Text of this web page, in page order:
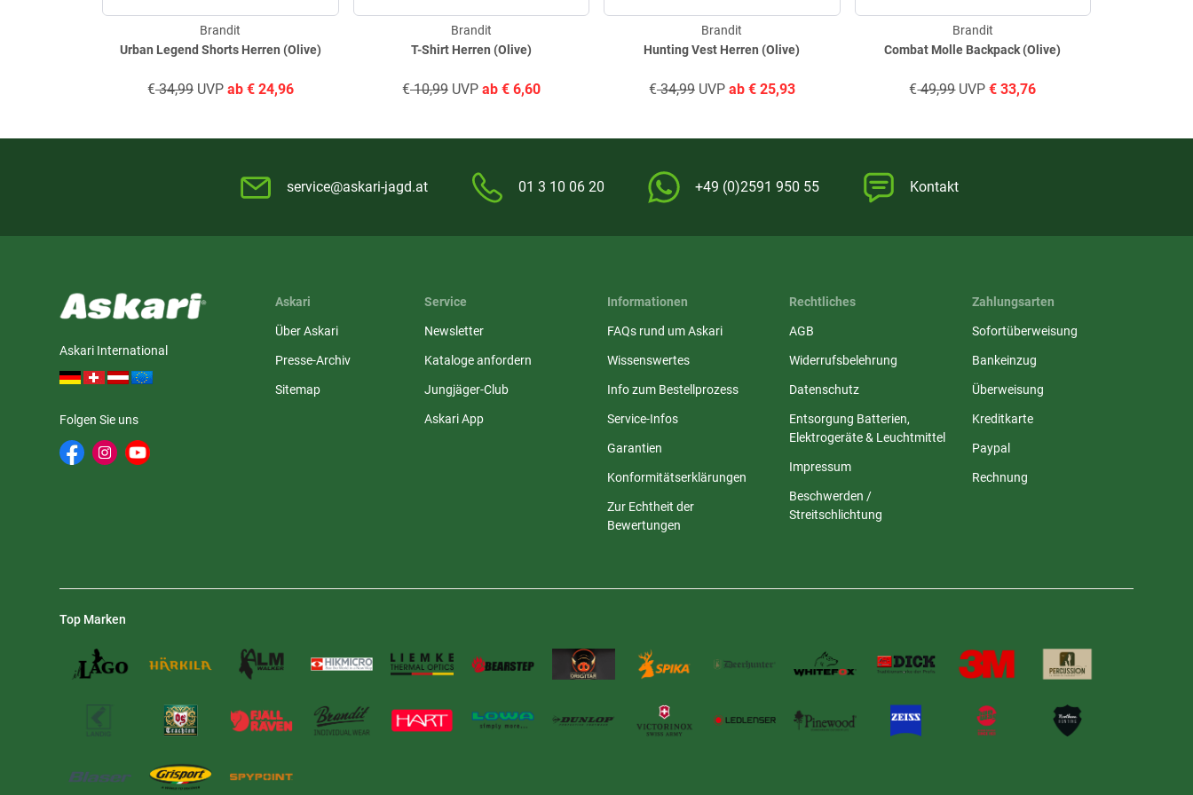
Urban Legend Shorts Herren (Olive)
Brandit
€34,99UVP ab €24,96
T-Shirt Herren (Olive)
Brandit
€10,99UVP ab €6,60
Hunting Vest Herren (Olive)
Brandit
€34,99UVP ab €25,93
Combat Molle Backpack (Olive)
Brandit
€49,99UVP € 33,76
service@askari-jagd.at 01 3 10 06 20 +49 (0)2591 950 55 Kontakt
Askari International
Folgen Sie uns
Askari
Über Askari
Presse-Archiv
Sitemap
Service
Newsletter
Kataloge anfordern
Jungjäger-Club
Askari App
Informationen
FAQs rund um Askari
Wissenswertes
Info zum Bestellprozess
Service-Infos
Garantien
Konformitätserklärungen
Zur Echtheit der
Bewertungen
Rechtliches
AGB
Widerrufsbelehrung
Datenschutz
Entsorgung Batterien,
Elektrogeräte & Leuchtmittel
Impressum
Beschwerden /
Streitschlichtung
Zahlungsarten
Sofortüberweisung
Bankeinzug
Überweisung
Kreditkarte
Paypal
Rechnung
Top Marken